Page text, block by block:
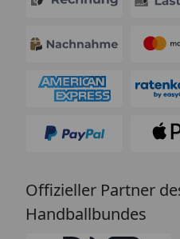
Offizieller Partner
Handballbundes